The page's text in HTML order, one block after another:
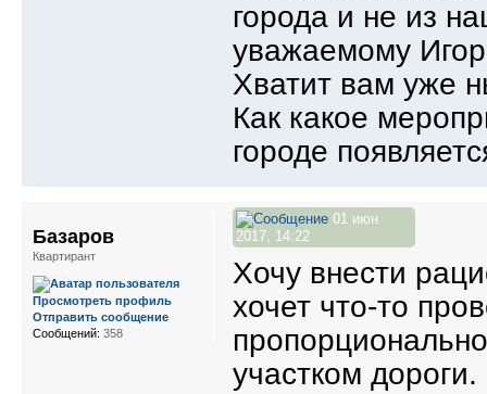
города и не из
уважаемому
Хватит вам уже
Как какое
городе
01 июн
2017, 14:22
Хочу внести
хочет что-то
участком дороги.
Базаров
Квартирант
Просмотреть профиль
Отправить сообщение
Сообщений: 358